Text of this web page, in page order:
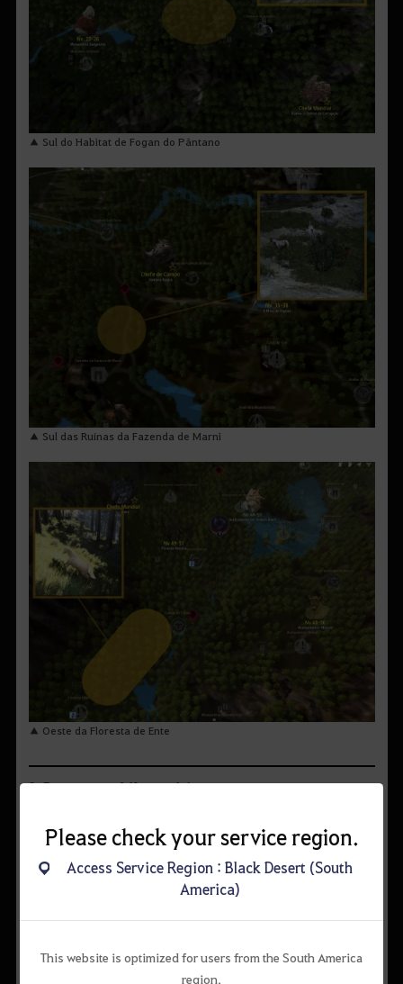
Please check your service region.
Access Service Region : Black Desert (South
America)
This website is optimized for users from the South America
region.
▲ Sul do Habitat de Fogan do Pântano
▲ Sul das Ruínas da Fazenda de Marni
▲ Oeste da Floresta de Ente
2. Duvencrune & Kamasylvia